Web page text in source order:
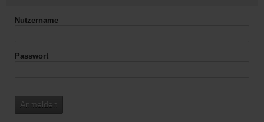
Nutzername
Passwort
Anmelden